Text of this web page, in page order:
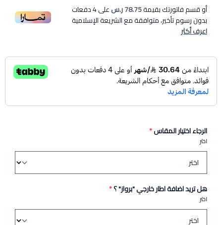
أو قسم فاتورتك بقيمة78.75 ر.س على4دفعات
بدون رسوم تأخير، متوافقة مع الشريعة الإسلامية
اعرف أكثر
الرجاء اختيار المقاس*
اختر
هل تريد اضافة اطار خارجي "برواز" ؟*
اختر